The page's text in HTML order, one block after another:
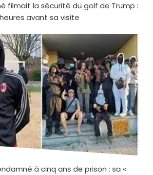
filmait la sécurité du golf de Trump :
avant sa visite
à cinq ans de prison : sa «